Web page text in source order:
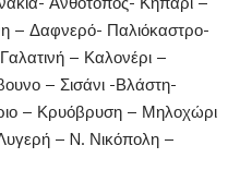
– Δαφνερό- Παλιόκαστρο-
– Καλονέρι –
– Σισάνι -Βλάστη-
– Κρυόβρυση – Μηλοχώρι
– N. Νικόπολη –